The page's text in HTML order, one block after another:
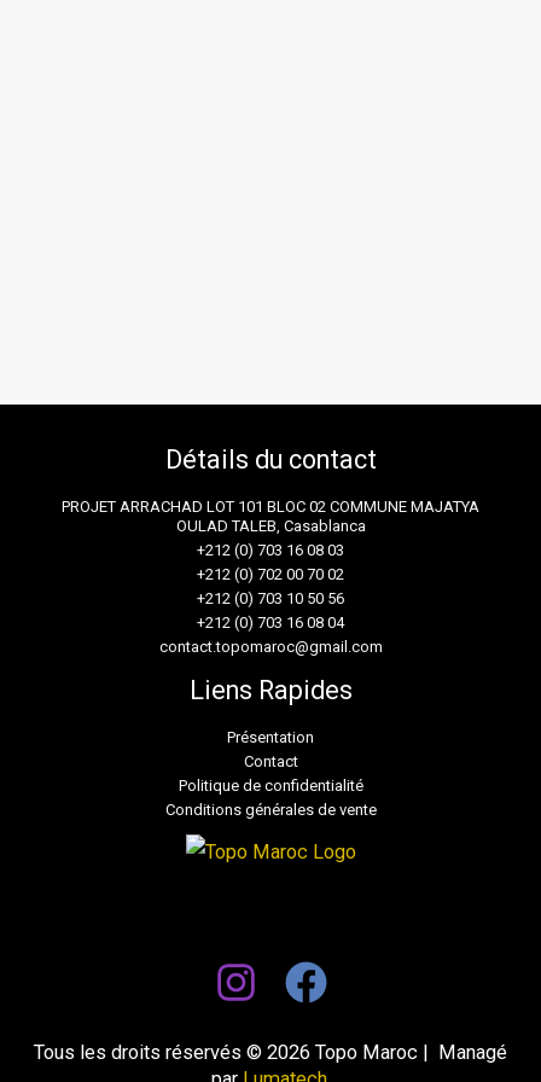
Détails du contact
PROJET ARRACHAD LOT 101 BLOC 02 COMMUNE MAJATYA
OULAD TALEB, Casablanca
+212 (0) 703 16 08 03
+212 (0) 702 00 70 02
+212 (0) 703 10 50 56
+212 (0) 703 16 08 04
contact.topomaroc@gmail.com
Liens Rapides
Présentation
Contact
Politique de confidentialité
Conditions générales de vente
Tous les droits réservés © 2026 Topo Maroc | Managé